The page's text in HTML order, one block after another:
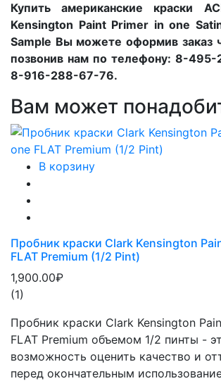
Купить американские краски
Kensington Paint Primer in one
Sample Вы можете оформив заказ
позвонив нам по телефону: 8-
8-916-288-67-76.
Вам может
В корзину
Пробник краски Clark Kensington
FLAT Premium (1/2 Pint)
1,900.00₽
(1)
Пробник краски Clark Kensington
FLAT Premium объемом 1/2 пинты -
возможность оценить качество и
перед окончательным